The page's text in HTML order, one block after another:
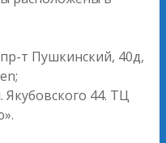
т Пушкинский, 40д,
44. ТЦ